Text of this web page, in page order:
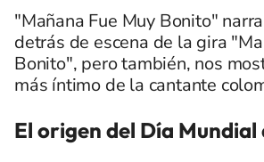
"Mañana Fue Muy Bonito"
detrás de escena de la gira
Bonito", pero también, nos
más íntimo de la cantante
El origen del Día Mundial